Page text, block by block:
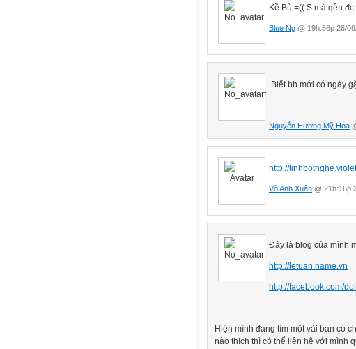
Kề Bù =(( S mà qên
Blue Ng @ 19h:56p 28/
Biết bh mới có ngày
Nguyễn Hương Mỹ Hoa
http://
Võ Anh Xuân @ 21h:16p
Đây là blog của mình
http://letuan.name.vn
http://facebook.com/
Hiện mình đang tìm một vài bạn có
nào thích thì có thể liên hệ với mình